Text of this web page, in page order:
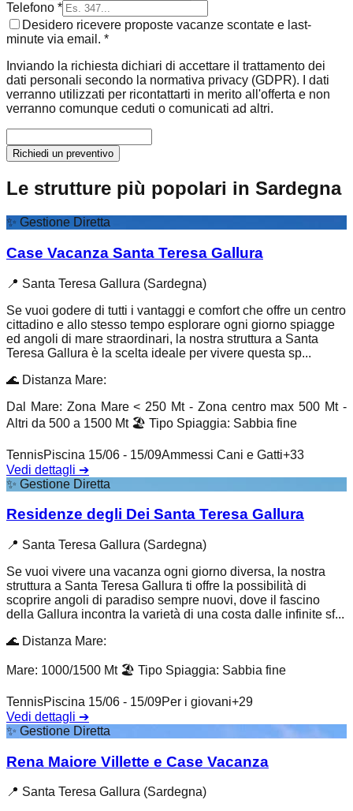
Telefono *
Desidero ricevere proposte vacanze scontate e last-
minute via email. *
Inviando la richiesta dichiari di accettare il trattamento dei
dati personali secondo la normativa privacy (GDPR). I dati
verranno utilizzati per ricontattarti in merito all'offerta e non
verranno comunque ceduti o comunicati ad altri.
Richiedi un preventivo
Le strutture più popolari in Sardegna
✨ Gestione Diretta
Case Vacanza Santa Teresa Gallura
📍 Santa Teresa Gallura (Sardegna)
Se vuoi godere di tutti i vantaggi e comfort che offre un centro
cittadino e allo stesso tempo esplorare ogni giorno spiagge
ed angoli di mare straordinari, la nostra struttura a Santa
Teresa Gallura è la scelta ideale per vivere questa sp...
🌊 Distanza Mare:
Dal Mare: Zona Mare < 250 Mt - Zona centro max 500 Mt -
Altri da 500 a 1500 Mt 🏖️ Tipo Spiaggia: Sabbia fine
TennisPiscina 15/06 - 15/09Ammessi Cani e Gatti+33
Vedi dettagli ➔
✨ Gestione Diretta
Residenze degli Dei Santa Teresa Gallura
📍 Santa Teresa Gallura (Sardegna)
Se vuoi vivere una vacanza ogni giorno diversa, la nostra
struttura a Santa Teresa Gallura ti offre la possibilità di
scoprire angoli di paradiso sempre nuovi, dove il fascino
della Gallura incontra la varietà di una costa dalle infinite sf...
🌊 Distanza Mare:
Mare: 1000/1500 Mt 🏖️ Tipo Spiaggia: Sabbia fine
TennisPiscina 15/06 - 15/09Per i giovani+29
Vedi dettagli ➔
✨ Gestione Diretta
Rena Maiore Villette e Case Vacanza
📍 Santa Teresa Gallura (Sardegna)